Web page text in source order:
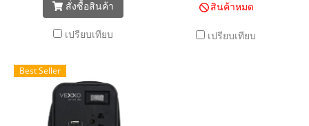
สั่งซื้อสินค้า
เปรียบเทียบ
FASTCHARGE)
สินค้าหมด
เปรียบเทียบ
Best Seller